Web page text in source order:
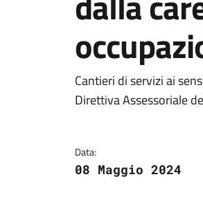
Dettagli
Cantieri di servizi ai
Direttiva Assessoriale
Data:
08 Maggio 2024